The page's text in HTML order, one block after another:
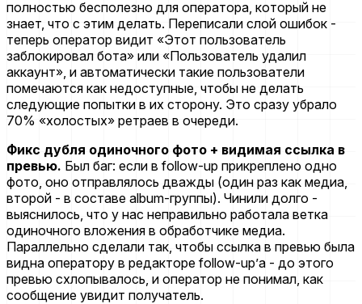
полностью бесполезно для оператора, который не
знает, что с этим делать. Переписали слой ошибок -
теперь оператор видит «Этот пользователь
заблокировал бота» или «Пользователь удалил
аккаунт», и автоматически такие пользователи
помечаются как недоступные, чтобы не делать
следующие попытки в их сторону. Это сразу убрало
70% «холостых» ретраев в очереди.
Фикс дубля одиночного фото + видимая ссылка в
превью. Был баг: если в follow-up прикреплено одно
фото, оно отправлялось дважды (один раз как медиа,
второй - в составе album-группы). Чинили долго -
выяснилось, что у нас неправильно работала ветка
одиночного вложения в обработчике медиа.
Параллельно сделали так, чтобы ссылка в превью была
видна оператору в редакторе follow-up’а - до этого
превью схлопывалось, и оператор не понимал, как
сообщение увидит получатель.